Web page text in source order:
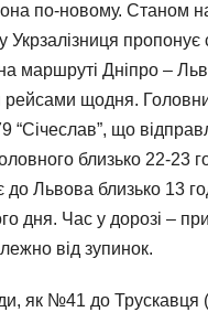
по-новому. Станом
Укрзалізниця пропонує
маршруті Дніпро –
щодня.
“Січеслав”, що
близько 22-23
до Львова близько 13
дня. Час у дорозі –
від зупинок.
як №41 до Трускавця